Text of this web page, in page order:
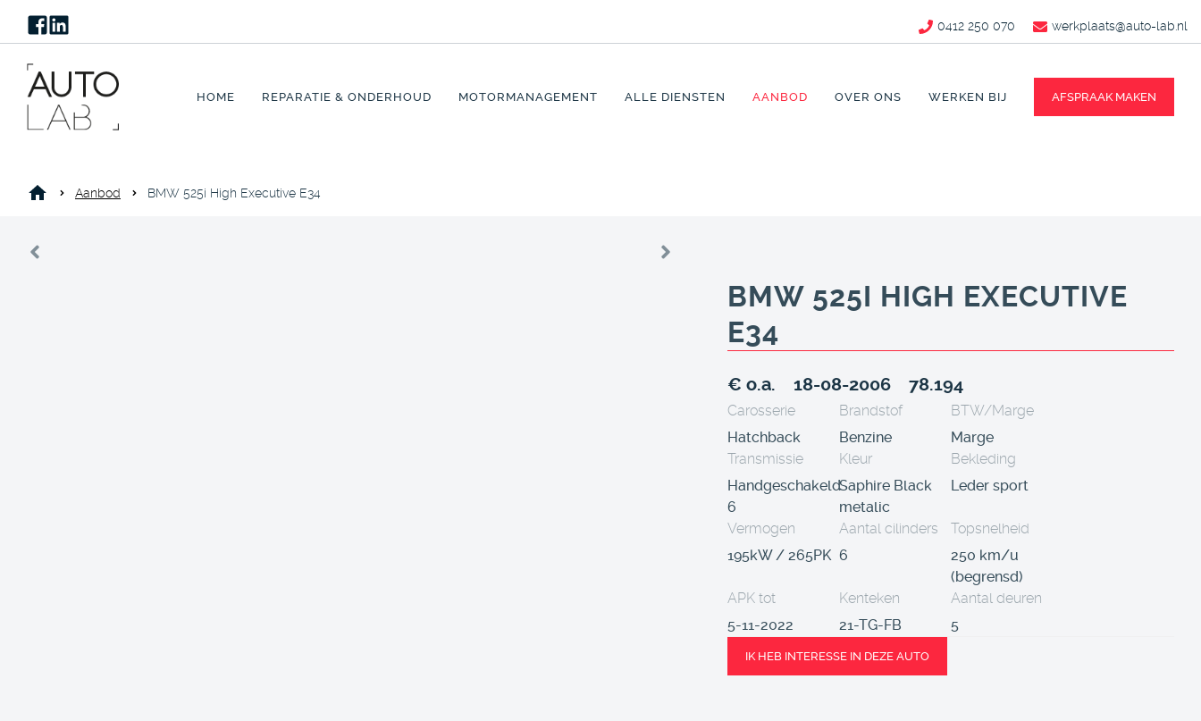
0412 250 070 werkplaats@auto-lab.nl
HOME REPARATIE & ONDERHOUD MOTORMANAGEMENT ALLE DIENSTEN AANBOD OVER ONS WERKEN BIJ AFSPRAAK MAKEN
Aanbod BMW 525i High Executive E34
BMW 525I HIGH EXECUTIVE
E34
€ o.a. 18-08-2006 78.194
Carosserie
Hatchback
Brandstof
Benzine
BTW/Marge
Marge
Transmissie
Handgeschakeld
6
Kleur
Saphire Black
metalic
Bekleding
Leder sport
Vermogen
195kW / 265PK
Aantal cilinders
6
Topsnelheid
250 km/u
(begrensd)
APK tot
5-11-2022
Kenteken
21-TG-FB
Aantal deuren
5
IK HEB INTERESSE IN DEZE AUTO